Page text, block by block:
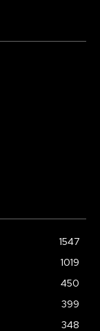
1547
1019
450
399
348